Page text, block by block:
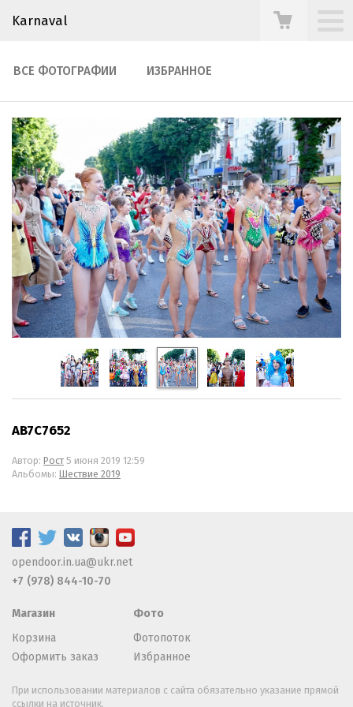
Karnaval
ВСЕ ФОТОГРАФИИ ИЗБРАННОЕ
AB7C7652
Автор: Рост5 июня 2019 12:59
Альбомы: Шествие 2019
opendoor.in.ua@ukr.net
+7 (978) 844-10-70
Магазин
Корзина
Оформить заказ
Фото
Фотопоток
Избранное
При использовании материалов с сайта обязательно указание прямой
ссылки на источник.